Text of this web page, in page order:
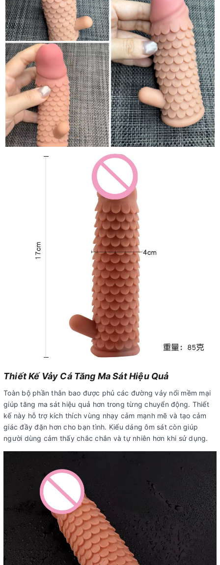
Thiết Kế Vảy Cá Tăng Ma Sát Hiệu Quả
Toàn bộ phần thân bao được phủ các đường vảy nổi mềm mại
giúp tăng ma sát hiệu quả hơn trong từng chuyển động. Thiết
kế này hỗ trợ kích thích vùng nhạy cảm mạnh mẽ và tạo cảm
giác đầy đặn hơn cho bạn tình. Kiểu dáng ôm sát còn giúp
người dùng cảm thấy chắc chắn và tự nhiên hơn khi sử dụng.